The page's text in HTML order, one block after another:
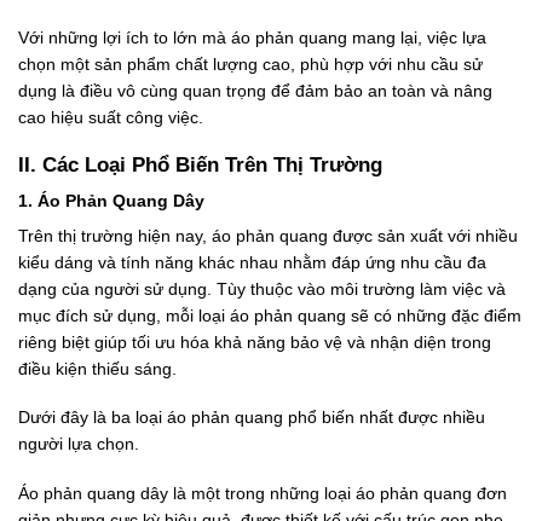
Với những lợi ích to lớn mà áo phản quang mang lại, việc lựa
chọn một sản phẩm chất lượng cao, phù hợp với nhu cầu sử
dụng là điều vô cùng quan trọng để đảm bảo an toàn và nâng
cao hiệu suất công việc.
II. Các Loại Phổ Biến Trên Thị Trường
1. Áo Phản Quang Dây
Trên thị trường hiện nay, áo phản quang được sản xuất với nhiều
kiểu dáng và tính năng khác nhau nhằm đáp ứng nhu cầu đa
dạng của người sử dụng. Tùy thuộc vào môi trường làm việc và
mục đích sử dụng, mỗi loại áo phản quang sẽ có những đặc điểm
riêng biệt giúp tối ưu hóa khả năng bảo vệ và nhận diện trong
điều kiện thiếu sáng.
Dưới đây là ba loại áo phản quang phổ biến nhất được nhiều
người lựa chọn.
Áo phản quang dây là một trong những loại áo phản quang đơn